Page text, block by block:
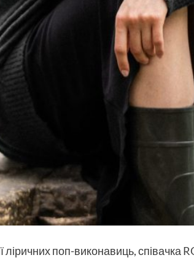
ліричних поп-виконавиць, співачка